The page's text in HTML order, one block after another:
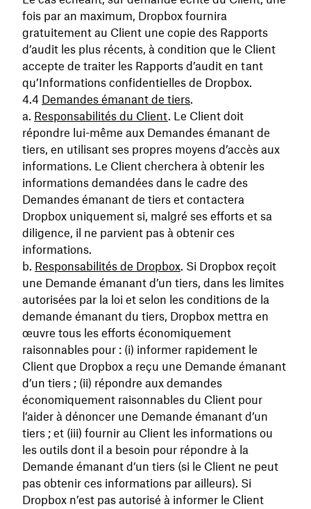
fois par an maximum, Dropbox fournira
gratuitement au Client une copie des Rapports
d’audit les plus récents, à condition que le Client
accepte de traiter les Rapports d’audit en tant
qu’Informations confidentielles de Dropbox.
Demandes émanant de tiers.
Responsabilités du Client. Le Client doit
répondre lui-même aux Demandes émanant de
tiers, en utilisant ses propres moyens d’accès aux
informations. Le Client cherchera à obtenir les
informations demandées dans le cadre des
Demandes émanant de tiers et contactera
Dropbox uniquement si, malgré ses efforts et sa
diligence, il ne parvient pas à obtenir ces
informations.
Responsabilités de Dropbox. Si Dropbox reçoit
une Demande émanant d’un tiers, dans les limites
autorisées par la loi et selon les conditions de la
demande émanant du tiers, Dropbox mettra en
œuvre tous les efforts économiquement
raisonnables pour : (i) informer rapidement le
Client que Dropbox a reçu une Demande émanant
d’un tiers ; (ii) répondre aux demandes
économiquement raisonnables du Client pour
l’aider à dénoncer une Demande émanant d’un
tiers ; et (iii) fournir au Client les informations ou
les outils dont il a besoin pour répondre à la
Demande émanant d’un tiers (si le Client ne peut
pas obtenir ces informations par ailleurs). Si
Dropbox n’est pas autorisé à informer le Client